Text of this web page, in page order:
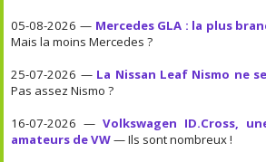
05-08-2026 — Mercedes GLA : la plus
Mais la moins Mercedes ?
25-07-2026 — La Nissan Leaf Nismo ne
Pas assez Nismo ?
16-07-2026 —Volkswagen ID.Cross,
amateurs de VW— Ils sont nombreux !